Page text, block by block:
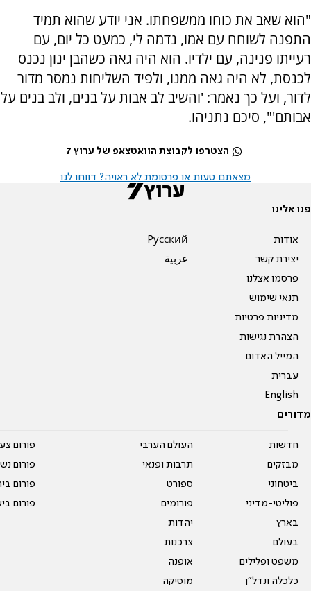
"הוא שאב את כוחו ממשפחתו. אני יודע שהוא תמיד
התפנה לשוחח עם אמו, נדמה לי, כמעט כל יום, עם
רעייתו פנינה, עם ילדיו. הוא היה גאה כשהבן ינון נכנס
לכנסת, לא היה גאה ממנו, ולפיד השליחות נמסר מדור
לדור, ועל כך נאמר: 'והשיב לב אבות על בנים, ולב בנים על
אבותם'", סיכם נתניהו.
הצטרפו לקבוצת הוואטצאפ של ערוץ 7
מצאתם טעות או פרסומת לא ראויה? דווחו לנו
פנו אלינו
אודות
יצירת קשר
פרסמו אצלנו
תנאי שימוש
מדיניות פרטיות
הצהרת נגישות
המייל האדום
עברית
English
Pусский
عربية
מדורים
חדשות
מבזקים
ביטחוני
פוליטי-מדיני
בארץ
בעולם
משפט ופלילים
כלכלה ונדל"ן
העולם הערבי
תרבות ופנאי
ספורט
פורומים
יהדות
צרכנות
אופנה
מוסיקה
פורום
פורום
פורום
פורום